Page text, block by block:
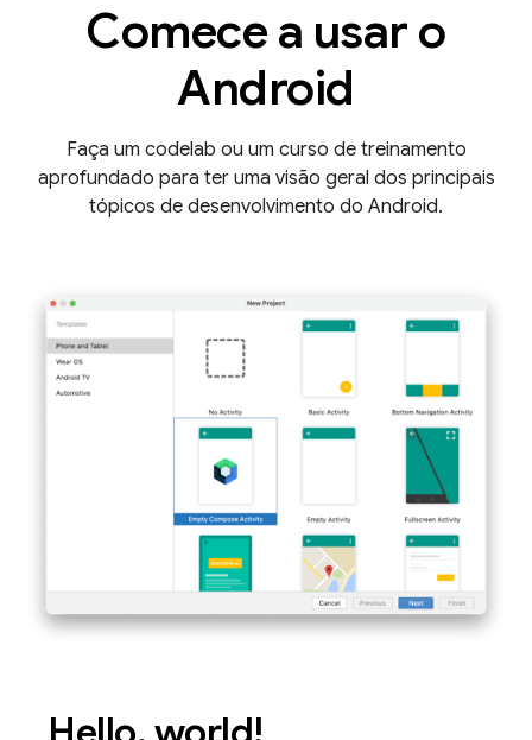
Comece a usar o
Android
Faça um codelab ou um curso de treinamento
aprofundado para ter uma visão geral dos principais
tópicos de desenvolvimento do Android.